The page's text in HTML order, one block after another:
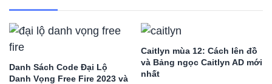
Danh Sách Code Đại Lộ
Danh Vọng Free Fire 2023 và
Caitlyn mùa 12: Cách lên đồ
và Bảng ngọc Caitlyn AD mới
nhất